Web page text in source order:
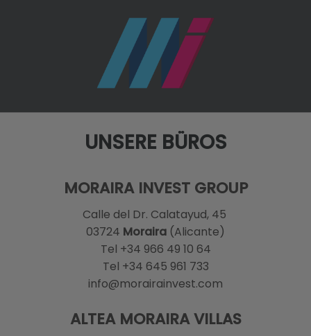
UNSERE BÜROS
MORAIRA INVEST GROUP
Calle del Dr. Calatayud, 45
03724 Moraira (Alicante)
Tel +34 966 49 10 64
Tel +34 645 961 733
info@morairainvest.com
ALTEA MORAIRA VILLAS